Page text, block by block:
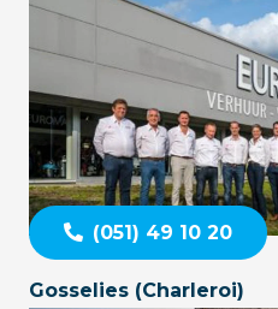
(051) 49 10 20
Gosselies (Charleroi)